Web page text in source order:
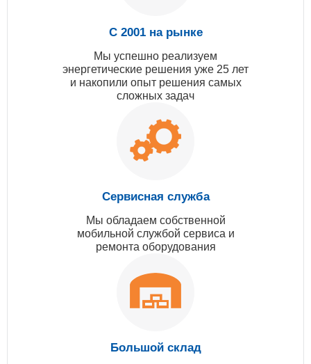
С 2001 на рынке
Мы успешно реализуем
энергетические решения уже 25 лет
и накопили опыт решения самых
сложных задач
Сервисная служба
Мы обладаем собственной
мобильной службой сервиса и
ремонта оборудования
Большой склад